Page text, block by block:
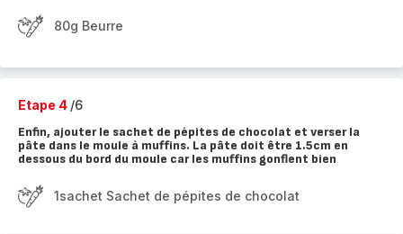
80g Beurre
Etape 4 /6
Enfin, ajouter le sachet de pépites de chocolat et verser la
pâte dans le moule à muffins. La pâte doit être 1.5cm en
dessous du bord du moule car les muffins gonflent bien
1sachet Sachet de pépites de chocolat